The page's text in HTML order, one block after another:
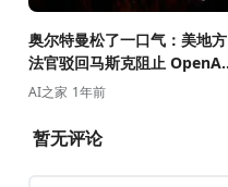
奥尔特曼松了一口气：美地方
法官驳回马斯克阻止 OpenAI
转型为营利公司的申请
AI之家 1年前
暂无评论